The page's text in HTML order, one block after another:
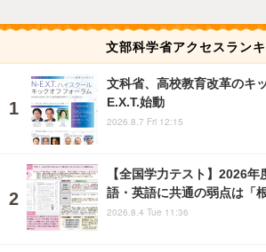
文部科学省アクセスラン
文科省、高校教育改革のキ
E.X.T.始動
2026.8.7 Fri 12:15
【全国学力テスト】2026年
語・英語に共通の弱点は「
2026.8.4 Tue 11:36